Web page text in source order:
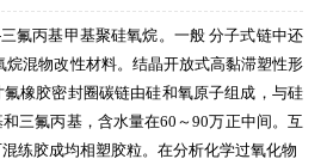
氟丙基甲基聚硅氧烷。一般 分子式链中还
烷混物改性材料。结晶开放式高黏滞塑性形
橡胶密封圈碳链由硅和氧原子组成，与硅
三氟丙基，含水量在60～90万正中间。互
练胶成均相塑胶粒。在分析化学过氧化物